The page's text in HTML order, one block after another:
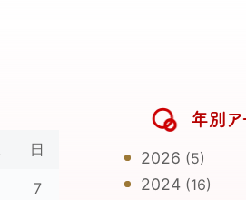
日
7
年別ア
2026 (5)
2024(16)